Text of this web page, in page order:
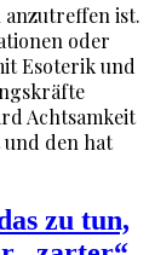
anzutreffen ist.
oder
Esoterik und
Achtsamkeit
den hat
zu tun,